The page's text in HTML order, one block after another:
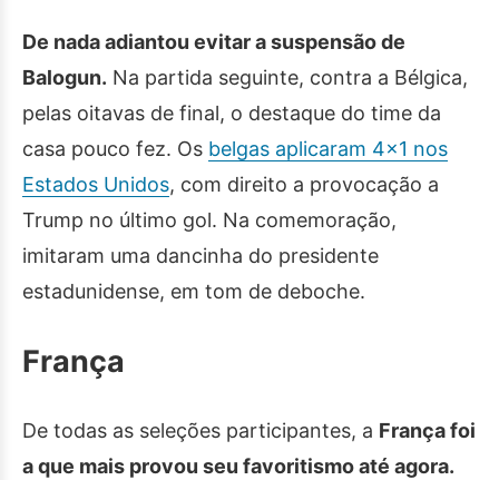
De nada adiantou evitar a suspensão de
Balogun. Na partida seguinte, contra a Bélgica,
pelas oitavas de final, o destaque do time da
casa pouco fez. Os belgas aplicaram 4×1 nos
Estados Unidos, com direito a provocação a
Trump no último gol. Na comemoração,
imitaram uma dancinha do presidente
estadunidense, em tom de deboche.
França
De todas as seleções participantes, a França foi
a que mais provou seu favoritismo até agora.